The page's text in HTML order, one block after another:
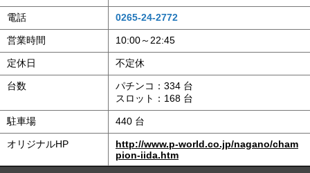
電話 0265-24-2772
営業時間 10:00～22:45
定休日 不定休
台数
パチンコ：334 台
スロット：168 台
駐車場 440 台
オリジナルHP
http://www.p-world.co.jp/nagano/cham
pion-iida.htm